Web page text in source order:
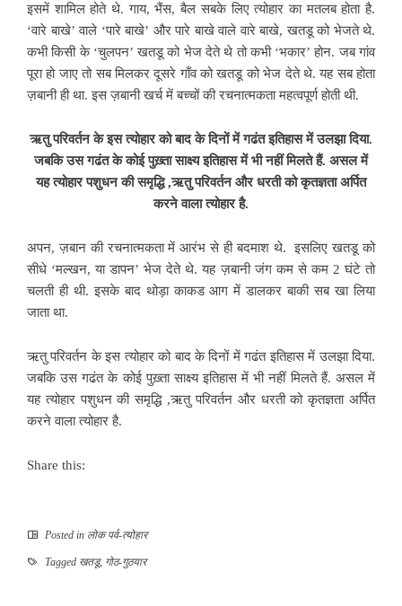
इसमें शामिल होते थे. गाय, भैंस,बैल सबके लिए त्योहार का मतलब होता है.
‘वारे बाखे’ वाले ‘पारे बाखे’ और पारे बाखे वाले वारे बाखे, खतडू को भेजते थे.
कभी किसी के ‘चुलपन’ खतडू को भेज देते थे तो कभी ‘भकार’ होन. जब गांव
पूरा हो जाए तो सब मिलकर दूसरे गाँव को खतडू को भेज देते थे. यह सब होता
ज़बानी ही था. इस ज़बानी खर्च में बच्चों की रचनात्मकता महत्वपूर्ण होती थी.
ऋतु परिवर्तन के इसत्योहार को बाद के दिनों में गढंत इतिहास में उलझा दिया.
जबकि उस गढंत के कोई पुख़्ता साक्ष्य इतिहास में भी नहीं मिलते हैं. असल में
यह त्योहार पशुधन की समृद्धि ,ऋतु परिवर्तन और धरती को कृतज्ञता अर्पित
करने वाला त्योहार है.
अपन, ज़बान की रचनात्मकता में आरंभ से ही बदमाश थे. इसलिए खतडू को
सीधे ‘मल्खन, या डापन’ भेज देते थे. यह ज़बानी जंग कम से कम 2 घंटे तो
चलती ही थी.इसके बाद थोड़ा काकड आग में डालकर बाकी सब खा लिया
जाता था.
ऋतु परिवर्तन के इस त्योहार को बाद के दिनों में गढंत इतिहास में उलझा दिया.
जबकि उस गढंत के कोई पुख़्ता साक्ष्य इतिहास में भी नहीं मिलते हैं. असल में
यह त्योहार पशुधन की समृद्धि ,ऋतु परिवर्तन और धरती को कृतज्ञता अर्पित
करने वाला त्योहार है.
Share this:
Posted in लोक पर्व-त्योहार
Tagged खतडू, गोठ-गुठयार